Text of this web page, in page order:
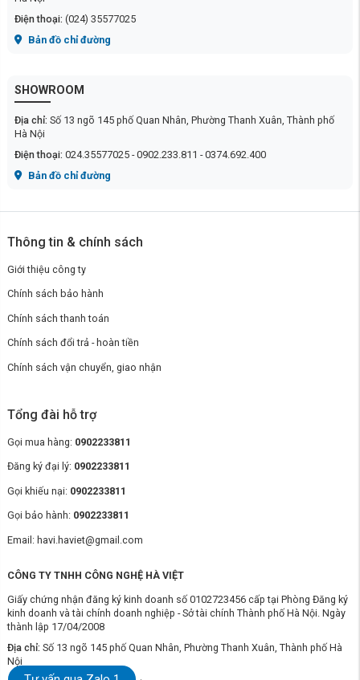
Điện thoại: (024) 35577025
Bản đồ chỉ đường
SHOWROOM
Địa chỉ: Số 13 ngõ 145 phố Quan Nhân, Phường Thanh Xuân, Thành phố
Hà Nội
Điện thoại: 024.35577025 - 0902.233.811 - 0374.692.400
Bản đồ chỉ đường
Thông tin & chính sách
Giới thiệu công ty
Chính sách bảo hành
Chính sách thanh toán
Chính sách đổi trả - hoàn tiền
Chính sách vận chuyển, giao nhận
Tổng đài hỗ trợ
Gọi mua hàng: 0902233811
Đăng ký đại lý: 0902233811
Gọi khiếu nại: 0902233811
Gọi bảo hành: 0902233811
Email: havi.haviet@gmail.com
CÔNG TY TNHH CÔNG NGHỆ HÀ VIỆT
Giấy chứng nhận đăng ký kinh doanh số 0102723456 cấp tại Phòng Đăng ký
kinh doanh và tài chính doanh nghiệp - Sở tài chính Thành phố Hà Nội. Ngày
thành lập 17/04/2008
Địa chỉ: Số 13 ngõ 145 phố Quan Nhân, Phường Thanh Xuân, Thành phố Hà
Nội